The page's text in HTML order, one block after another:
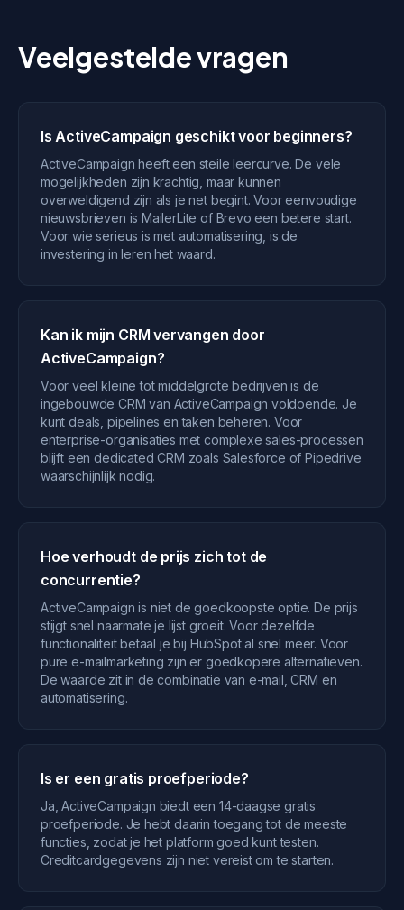
Veelgestelde vragen
Is ActiveCampaign geschikt voor beginners?
ActiveCampaign heeft een steile leercurve. De vele
mogelijkheden zijn krachtig, maar kunnen
overweldigend zijn als je net begint. Voor eenvoudige
nieuwsbrieven is MailerLite of Brevo een betere start.
Voor wie serieus is met automatisering, is de
investering in leren het waard.
Kan ik mijn CRM vervangen door
ActiveCampaign?
Voor veel kleine tot middelgrote bedrijven is de
ingebouwde CRM van ActiveCampaign voldoende. Je
kunt deals, pipelines en taken beheren. Voor
enterprise-organisaties met complexe sales-processen
blijft een dedicated CRM zoals Salesforce of Pipedrive
waarschijnlijk nodig.
Hoe verhoudt de prijs zich tot de
concurrentie?
ActiveCampaign is niet de goedkoopste optie. De prijs
stijgt snel naarmate je lijst groeit. Voor dezelfde
functionaliteit betaal je bij HubSpot al snel meer. Voor
pure e-mailmarketing zijn er goedkopere alternatieven.
De waarde zit in de combinatie van e-mail, CRM en
automatisering.
Is er een gratis proefperiode?
Ja, ActiveCampaign biedt een 14-daagse gratis
proefperiode. Je hebt daarin toegang tot de meeste
functies, zodat je het platform goed kunt testen.
Creditcardgegevens zijn niet vereist om te starten.